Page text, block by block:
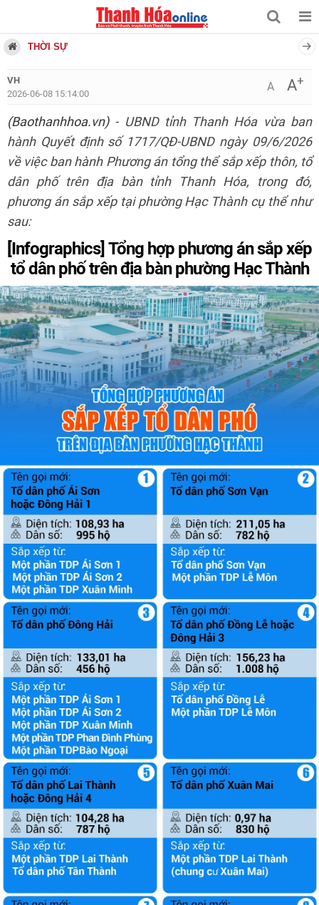
THỜI SỰ
VH
2026-06-08 15:14:00
A A+
(Baothanhhoa.vn)- UBND tỉnh Thanh Hóa vừa ban
hành Quyết định số 1717/QĐ-UBND ngày 09/6/2026
về việc ban hành Phương án tổng thể sắp xếp thôn, tổ
dân phố trên địa bàn tỉnh Thanh Hóa, trong đó,
phương án sắp xếp tại phường Hạc Thành cụ thể như
sau:
[Infographics] Tổng hợp phương án sắp xếp
tổ dân phố trên địa bàn phường Hạc Thành